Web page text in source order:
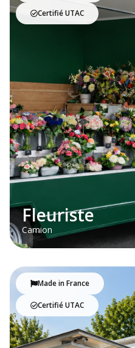
Certifié UTAC
Fleuriste
Camion
Made in France
Certifié UTAC